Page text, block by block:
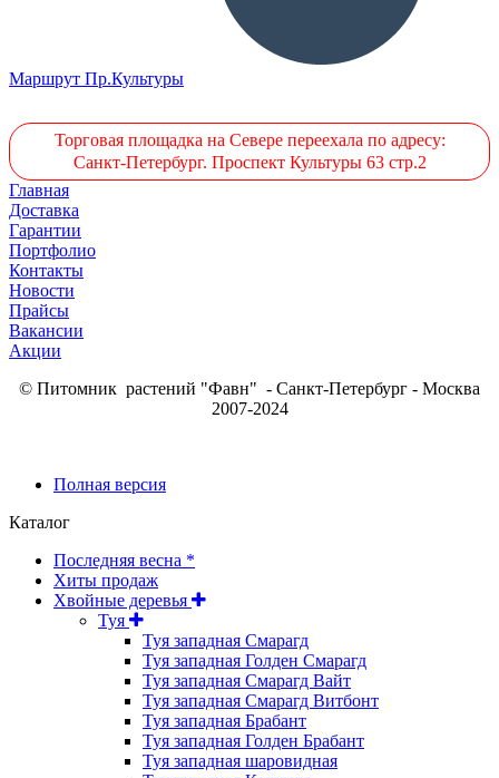
Маршрут Пр.Культуры
Торговая площадка на Севере переехала по адресу:
Санкт-Петербург. Проспект Культуры 63 стр.2
Главная
Доставка
Гарантии
Портфолио
Контакты
Новости
Прайсы
Вакансии
Акции
© Питомник растений "Фавн" - Санкт-Петербург - Москва
2007-2024
Полная версия
Каталог
Последняя весна *
Хиты продаж
Хвойные деревья
Туя
Туя западная Смарагд
Туя западная Голден Смарагд
Туя западная Смарагд Вайт
Туя западная Смарагд Витбонт
Туя западная Брабант
Туя западная Голден Брабант
Туя западная шаровидная